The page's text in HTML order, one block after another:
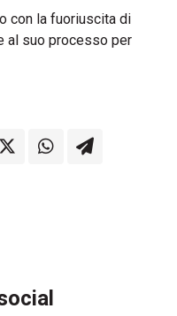
con la fuoriuscita di
al suo processo per